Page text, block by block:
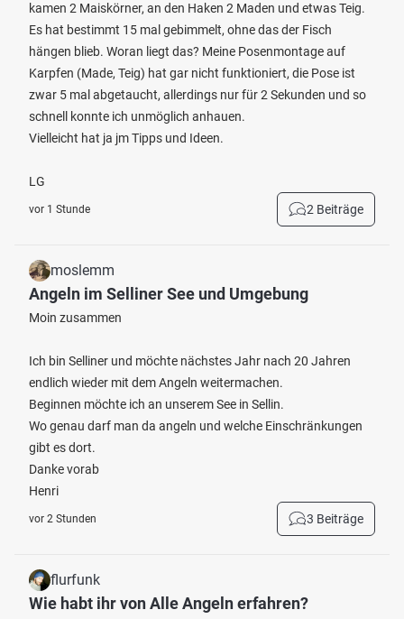
kamen 2 Maiskörner, an den Haken 2 Maden und etwas Teig.
Es hat bestimmt 15 mal gebimmelt, ohne das der Fisch
hängen blieb. Woran liegt das? Meine Posenmontage auf
Karpfen (Made, Teig) hat gar nicht funktioniert, die Pose ist
zwar 5 mal abgetaucht, allerdings nur für 2 Sekunden und so
schnell konnte ich unmöglich anhauen.
Vielleicht hat ja jm Tipps und Ideen.
LG
vor 1 Stunde 2 Beiträge
moslemm
Angeln im Selliner See und Umgebung
Moin zusammen
Ich bin Selliner und möchte nächstes Jahr nach 20 Jahren
endlich wieder mit dem Angeln weitermachen.
Beginnen möchte ich an unserem See in Sellin.
Wo genau darf man da angeln und welche Einschränkungen
gibt es dort.
Danke vorab
Henri
vor 2 Stunden 3 Beiträge
flurfunk
Wie habt ihr von Alle Angeln erfahren?